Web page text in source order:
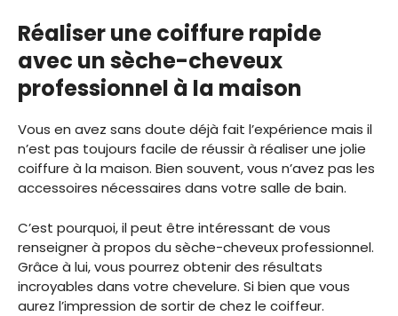
Réaliser une coiffure rapide
avec un sèche-cheveux
professionnel à la maison
Vous en avez sans doute déjà fait l’expérience mais il
n’est pas toujours facile de réussir à réaliser une jolie
coiffure à la maison. Bien souvent, vous n’avez pas les
accessoires nécessaires dans votre salle de bain.
C’est pourquoi, il peut être intéressant de vous
renseigner à propos du sèche-cheveux professionnel.
Grâce à lui, vous pourrez obtenir des résultats
incroyables dans votre chevelure. Si bien que vous
aurez l’impression de sortir de chez le coiffeur.